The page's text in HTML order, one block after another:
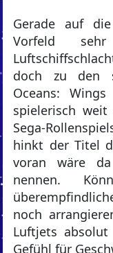
Gerade auf
Vorfeld
doch zu den
Oceans:
spielerisch
Sega-
hinkt der Titel
voran wäre
nennen.
noch
Luftjets
Gefühl für